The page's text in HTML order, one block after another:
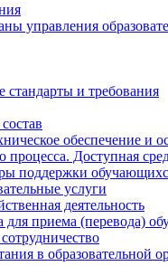
управления
стандарты и требования
обеспечение и
процесса. Доступная
поддержки
услуги
деятельность
для приема (перевода)
в образовательной